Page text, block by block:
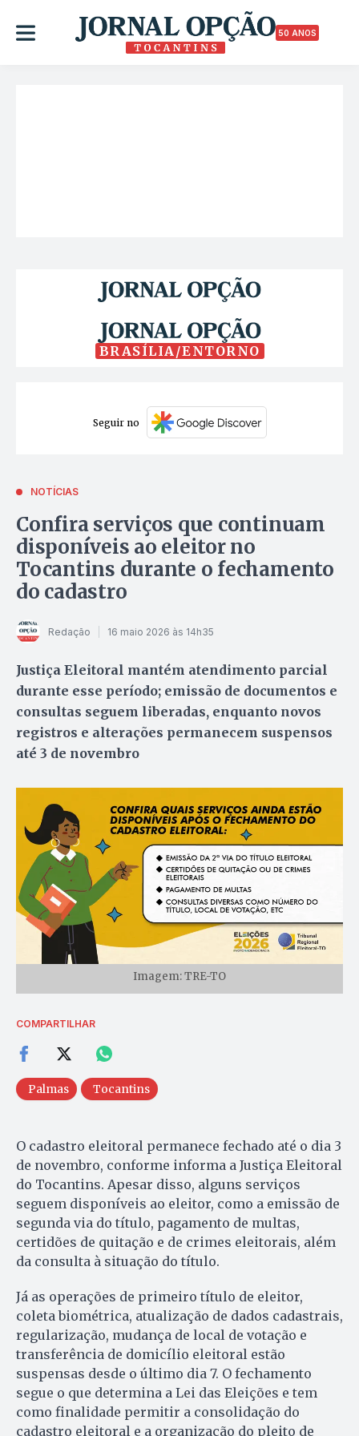
50 ANOS
BRASÍLIA/ENTORNO
Seguir no
NOTÍCIAS
Confira serviços que continuam
disponíveis ao eleitor no
Tocantins durante o fechamento
do cadastro
Redação 16 maio 2026 às 14h35
Justiça Eleitoral mantém atendimento parcial
durante esse período; emissão de documentos e
consultas seguem liberadas, enquanto novos
registros e alterações permanecem suspensos
até 3 de novembro
Imagem: TRE-TO
COMPARTILHAR
Palmas Tocantins
O cadastro eleitoral permanece fechado até o dia 3
de novembro, conforme informa a Justiça Eleitoral
do Tocantins. Apesar disso, alguns serviços
seguem disponíveis ao eleitor, como a emissão de
segunda via do título, pagamento de multas,
certidões de quitação e de crimes eleitorais, além
da consulta à situação do título.
Já as operações de primeiro título de eleitor,
coleta biométrica, atualização de dados cadastrais,
regularização, mudança de local de votação e
transferência de domicílio eleitoral estão
suspensas desde o último dia 7. O fechamento
segue o que determina a Lei das Eleições e tem
como finalidade permitir a consolidação do
cadastro eleitoral e a organização do pleito de